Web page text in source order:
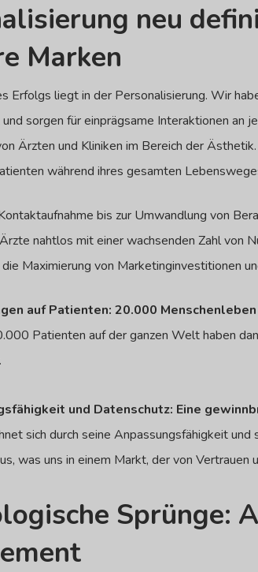
neu
Marken
Erfolgs liegt in der Personalisierung. Wir
sorgen für einprägsame Interaktionen an
Ärzten und Kliniken im Bereich der
während ihres gesamten
bis zur Umwandlung von
nahtlos mit einer wachsenden Zahl von
Maximierung von Marketinginvestitionen
auf Patienten: 20.000
Patienten auf der ganzen Welt haben
und Datenschutz: Eine
sich durch seine Anpassungsfähigkeit
was uns in einem Markt, der von
Sprünge: